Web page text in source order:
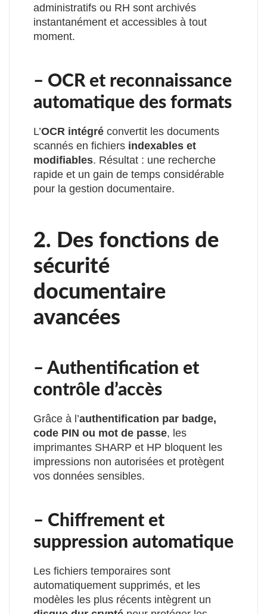
administratifs ou RH sont archivés
instantanément et accessibles à tout
moment.
– OCR et reconnaissance
automatique des formats
L’OCR intégré convertit les documents
scannés en fichiers indexables et
modifiables. Résultat : une recherche
rapide et un gain de temps considérable
pour la gestion documentaire.
2. Des fonctions de
sécurité
documentaire
avancées
– Authentification et
contrôle d’accès
Grâce à l’authentification par badge,
code PIN ou mot de passe, les
imprimantes SHARP et HP bloquent les
impressions non autorisées et protègent
vos données sensibles.
– Chiffrement et
suppression automatique
Les fichiers temporaires sont
automatiquement supprimés, et les
modèles les plus récents intègrent un